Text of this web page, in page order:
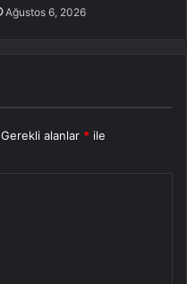
Ağustos 6, 2026
Gerekli alanlar * ile